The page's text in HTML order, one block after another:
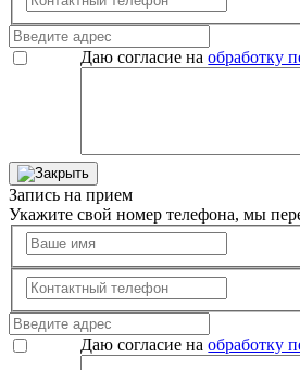
Даю согласие наобработку
Запись на прием
Укажите свой номер телефона, мы
Даю согласие наобработку